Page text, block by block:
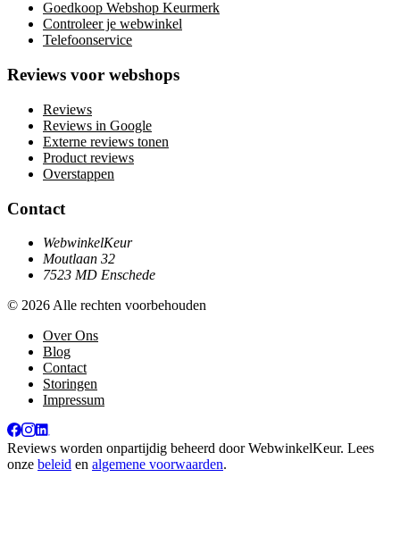
Goedkoop Webshop Keurmerk
Controleer je webwinkel
Telefoonservice
Reviews voor webshops
Reviews
Reviews in Google
Externe reviews tonen
Product reviews
Overstappen
Contact
WebwinkelKeur
Moutlaan 32
7523 MD Enschede
© 2026 Alle rechten voorbehouden
Over Ons
Blog
Contact
Storingen
Impressum
Reviews worden onpartijdig beheerd doorWebwinkelKeur. Lees
onze beleid en algemene voorwaarden.